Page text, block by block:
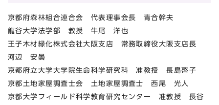
京都府森林組合連合会 代表理事会長 青合幹夫
龍谷大学法学部 教授 牛尾 洋也
王子木材緑化株式会社大阪支店 常務取締役大阪支店長
河辺 安曇
京都府立大学大学院生命科学研究科 准教授 長島啓子
京都土地家屋調査士会 土地家屋調査士 西尾 光人
京都大学フィールド科学教育研究センター 准教授 長谷